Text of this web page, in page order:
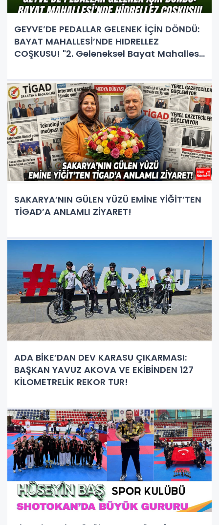
GEYVE’DE PEDALLAR GELENEK İÇİN DÖNDÜ:
BAYAT MAHALLESİ’NDE HIDRELLEZ
COŞKUSU! "2. Geleneksel Bayat Mahallesi
SAKARYA’NIN GÜLEN YÜZÜ EMİNE YİĞİT’TEN
TİGAD’A ANLAMLI ZİYARET!
ADA BİKE’DAN DEV KARASU ÇIKARMASI:
BAŞKAN YAVUZ AKOVA VE EKİBİNDEN 127
KİLOMETRELİK REKOR TUR!